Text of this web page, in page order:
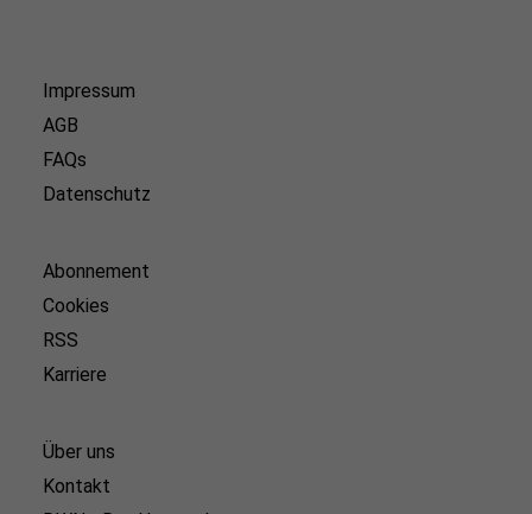
Impressum
AGB
FAQs
Datenschutz
Abonnement
Cookies
RSS
Karriere
Über uns
Kontakt